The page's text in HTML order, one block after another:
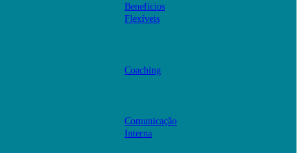
Benefícios
Flexíveis
Coaching
Comunicação
Interna